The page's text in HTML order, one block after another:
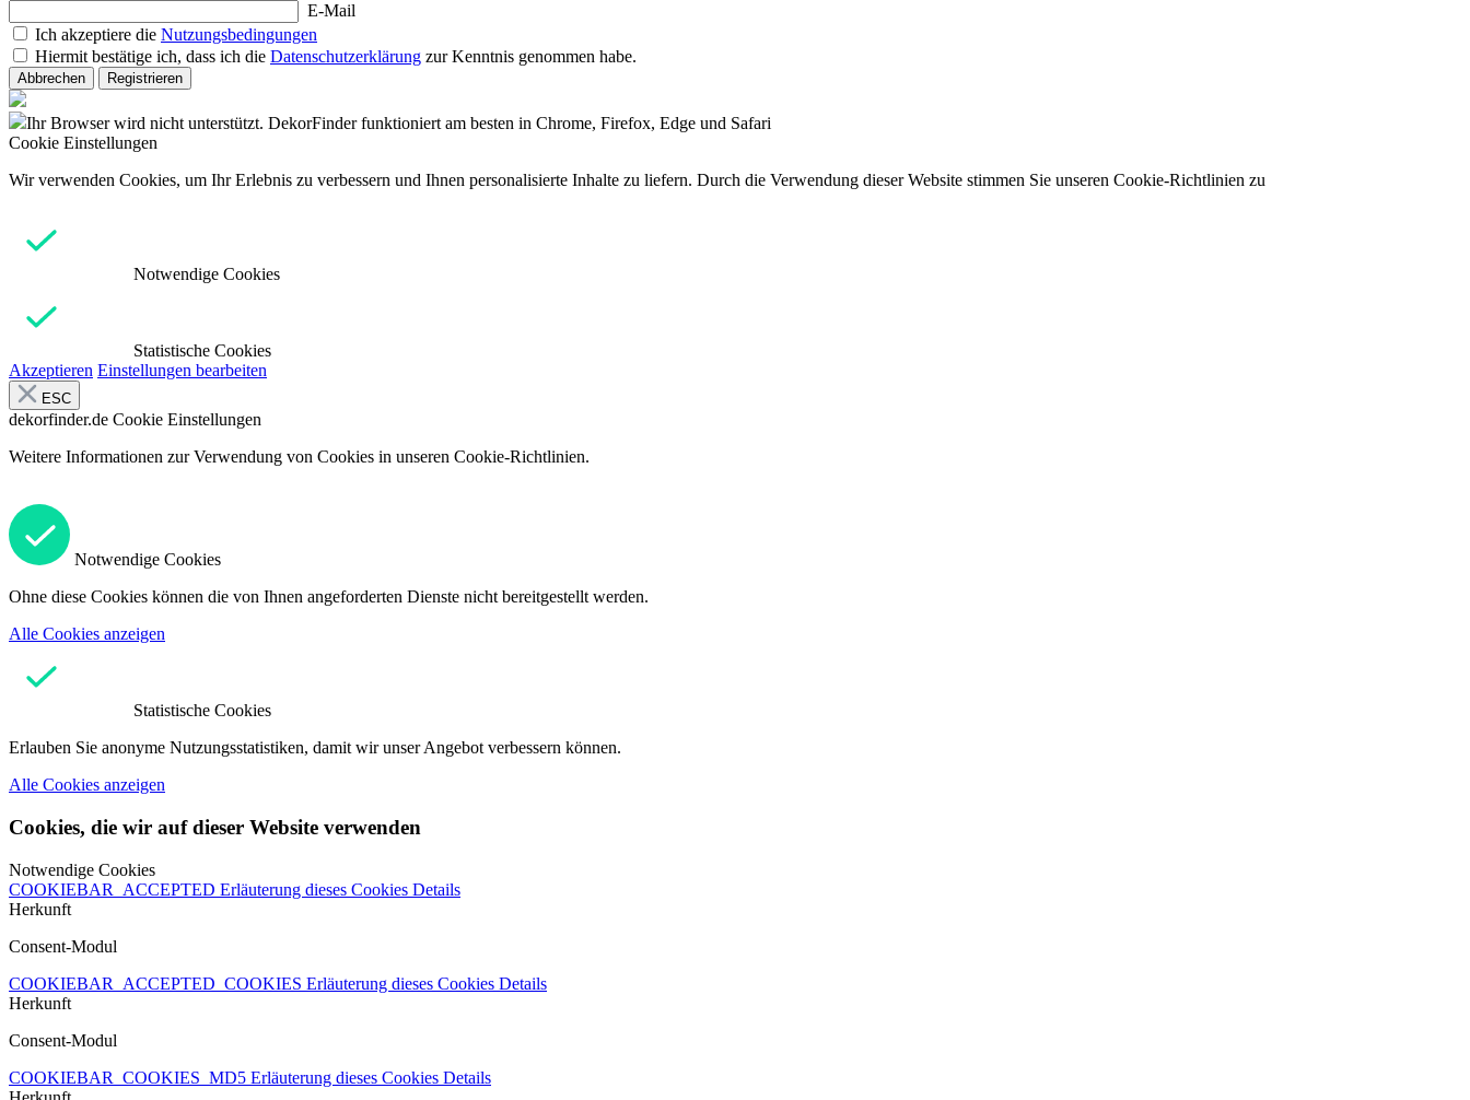
E-Mail
Ich akzeptiere die Nutzungsbedingungen
Hiermit bestätige ich, dass ich die Datenschutzerklärung zur Kenntnis genommen habe.
Abbrechen Registrieren
Ihr Browser wird nicht unterstützt. DekorFinder funktioniert am besten in Chrome, Firefox, Edge und Safari
Cookie Einstellungen
Wir verwenden Cookies, um Ihr Erlebnis zu verbessern und Ihnen personalisierte Inhalte zu liefern. Durch die Verwendung dieser Website stimmen Sie unseren Cookie-Richtlinien zu
Notwendige Cookies
Statistische Cookies
Akzeptieren Einstellungen bearbeiten
ESC
dekorfinder.de Cookie Einstellungen
Weitere Informationen zur Verwendung von Cookies in unseren Cookie-Richtlinien.
Notwendige Cookies
Ohne diese Cookies können die von Ihnen angeforderten Dienste nicht bereitgestellt werden.
Alle Cookies anzeigen
Statistische Cookies
Erlauben Sie anonyme Nutzungsstatistiken, damit wir unser Angebot verbessern können.
Alle Cookies anzeigen
Cookies, die wir auf dieser Website verwenden
Notwendige Cookies
COOKIEBAR_ACCEPTED Erläuterung dieses Cookies Details
Herkunft
Consent-Modul
COOKIEBAR_ACCEPTED_COOKIES Erläuterung dieses Cookies Details
Herkunft
Consent-Modul
COOKIEBAR_COOKIES_MD5 Erläuterung dieses Cookies Details